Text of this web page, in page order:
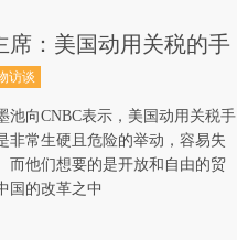
席：美国动用关税的手
访谈
池向CNBC表示，美国动用关税手
非常生硬且危险的举动，容易失
而他们想要的是开放和自由的贸
国的改革之中